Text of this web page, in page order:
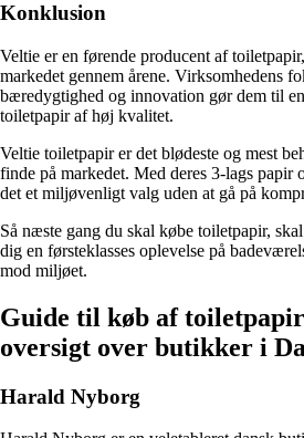
Konklusion
Veltie er en førende producent af
markedet gennem årene. Virksomhedens
bæredygtighed og innovation gør dem til
toiletpapir af høj kvalitet.
Veltie toiletpapir er det blødeste og mest
finde på markedet. Med deres 3-lags
det et miljøvenligt valg uden at gå på
Så næste gang du skal købe toiletpapir,
dig en førsteklasses oplevelse på
mod miljøet.
Guide til køb af
oversigt over butikker i
Harald Nyborg